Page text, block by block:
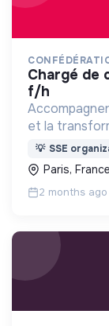
chargé de communication en alternance
f/h
et la
coopérative
💡 SSE
Paris, France
2 months ago